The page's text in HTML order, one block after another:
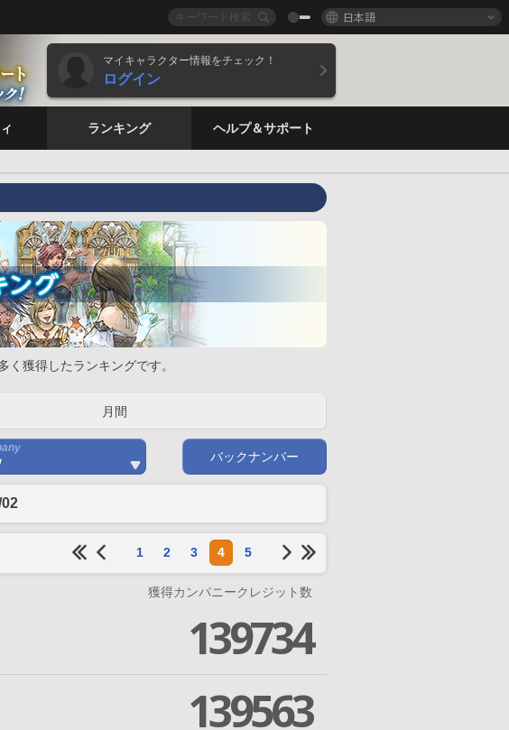
日本語
マイキャラクター情報をチェック！
ログイン
ランキング ヘルプ＆サポート
獲得したランキングです。
月間
バックナンバー
1 2 3 4 5
獲得カンパニークレジット数
139734
139563